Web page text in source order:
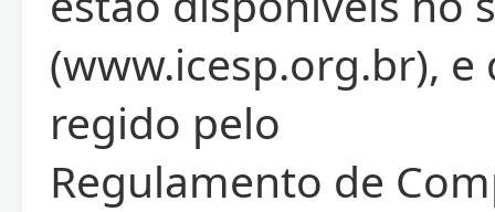
(www.icesp.org.br), e
regido pelo
Regulamento de